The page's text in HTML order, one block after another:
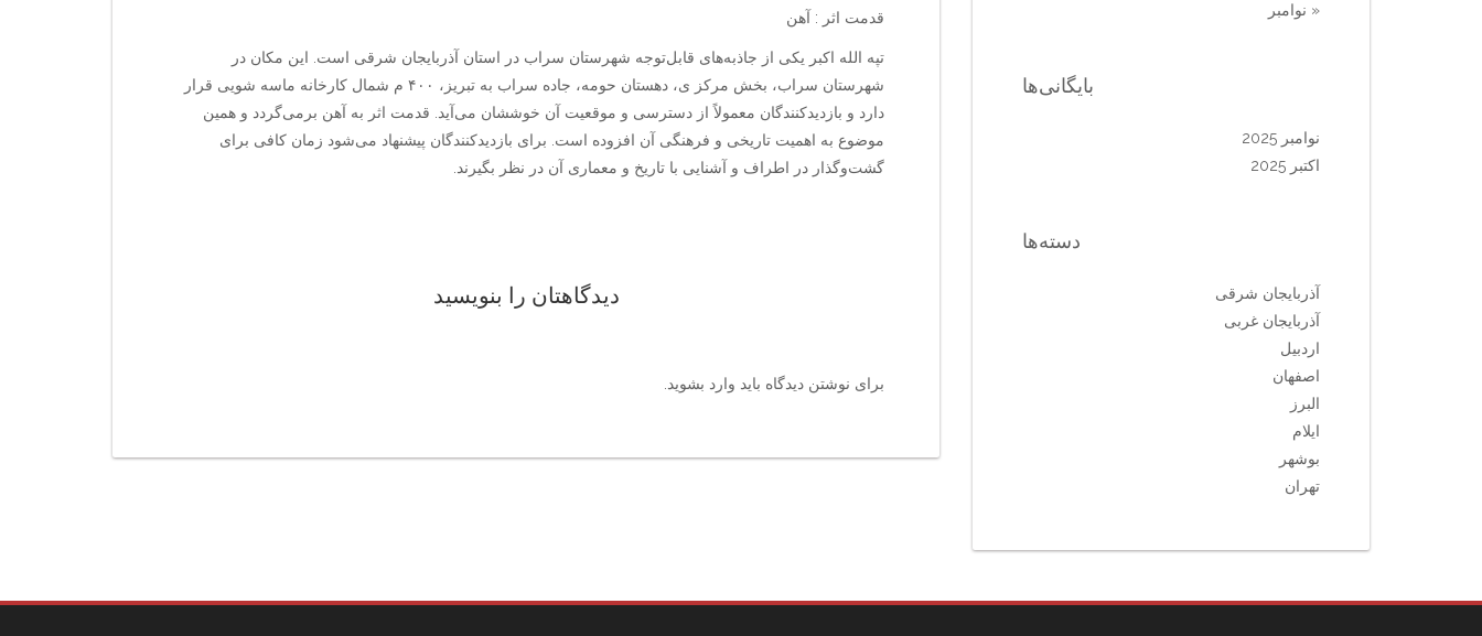
قدمت اثر : آهن
تپه الله اکبر یکی از جاذبه‌های قابل‌توجه شهرستان سراب در استان آذربایجان شرقی است. این مکان در
شهرستان سراب، بخش مرکز ی، دهستان حومه، جاده سراب به تبریز، ۴۰۰ م شمال کارخانه ماسه شویی قرار
دارد و بازدیدکنندگان معمولاً از دسترسی و موقعیت آن خوششان می‌آید. قدمت اثر به آهن برمی‌گردد و همین
موضوع به اهمیت تاریخی و فرهنگی آن افزوده است. برای بازدیدکنندگان پیشنهاد می‌شود زمان کافی برای
گشت‌وگذار در اطراف و آشنایی با تاریخ و معماری آن در نظر بگیرند.
دیدگاهتان را بنویسید
برای نوشتن دیدگاه باید وارد بشوید
« نوامبر
بایگانی‌ها
نوامبر 2025
اکتبر 2025
دسته‌ها
آذربایجان شرقی
آذربایجان غربی
اردبیل
اصفهان
البرز
ایلام
بوشهر
تهران